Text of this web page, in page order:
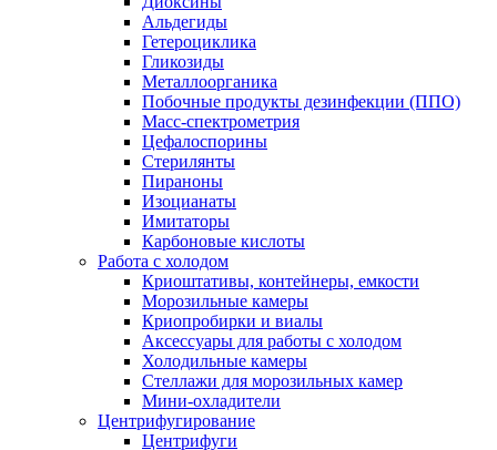
Альдегиды
Гетероциклика
Гликозиды
Металлоорганика
Побочные продукты дезинфекции (ППО)
Масс-спектрометрия
Цефалоспорины
Стерилянты
Пираноны
Изоцианаты
Имитаторы
Карбоновые кислоты
Работа с холодом
Криоштативы, контейнеры, емкости
Морозильные камеры
Криопробирки и виалы
Аксессуары для работы с холодом
Холодильные камеры
Стеллажи для морозильных камер
Мини-охладители
Центрифугирование
Центрифуги